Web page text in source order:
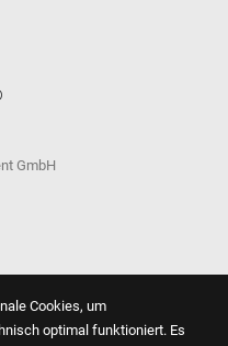
GmbH
Cookies, um
optimal funktioniert. Es